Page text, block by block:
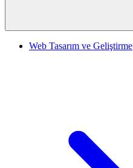
Web Tasarım ve Geliştirme